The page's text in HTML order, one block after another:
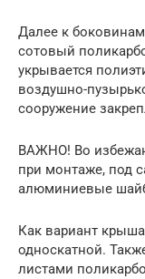
Далее к
сотовый
укрывается
воздушно-
сооружение
ВАЖНО! Во
при монтаже, под
алюминиевые
Как вариант
односкатной.
листами